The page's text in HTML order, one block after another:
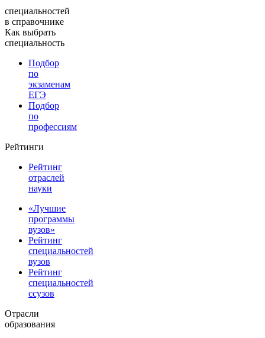
специальностей
в справочнике
Как выбрать
специальность
Подбор
по
экзаменам
ЕГЭ
Подбор
по
профессиям
Рейтинги
Рейтинг
отраслей
науки
«Лучшие
программы
вузов»
Рейтинг
специальностей
вузов
Рейтинг
специальностей
ссузов
Отрасли
образования